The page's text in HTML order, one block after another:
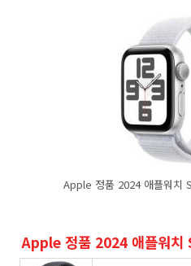
Apple 정품 2024 애플워치
Apple 정품 2024 애플워치